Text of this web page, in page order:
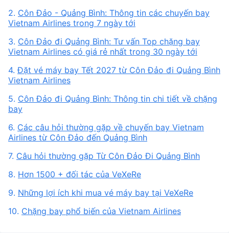
2. Côn Đảo - Quảng Bình: Thông tin các chuyến bay
Vietnam Airlines trong 7 ngày tới
3. Côn Đảo đi Quảng Bình: Tư vấn Top chặng bay
Vietnam Airlines có giá rẻ nhất trong 30 ngày tới
4.Đặt vé máy bay Tết 2027 từ Côn Đảo đi Quảng Bình
Vietnam Airlines
5. Côn Đảo đi Quảng Bình: Thông tin chi tiết về chặng
bay
6. Các câu hỏi thường gặp về chuyến bay Vietnam
Airlines từ Côn Đảo đến Quảng Bình
7. Câu hỏi thường gặp Từ Côn Đảo Đi Quảng Bình
8. Hơn 1500 + đối tác của VeXeRe
9. Những lợi ích khi mua vé máy bay tại VeXeRe
10. Chặng bay phổ biến của Vietnam Airlines